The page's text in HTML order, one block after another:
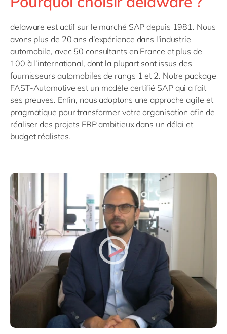
delaware est actif sur le marché SAP depuis 1981. Nous
avons plus de 20 ans d'expérience dans l'industrie
automobile, avec 50 consultants en France et plus de
100 à l’international, dont la plupart sont issus des
fournisseurs automobiles de rangs 1 et 2. Notre package
FAST-Automotive est un modèle certifié SAP qui a fait
ses preuves. Enfin, nous adoptons une approche agile et
pragmatique pour transformer votre organisation afin de
réaliser des projets ERP ambitieux dans un délai et
budget réalistes.